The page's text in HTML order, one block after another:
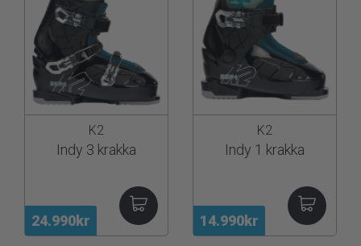
24.990kr
K2
Indy 3 krakka
14.990kr
K2
Indy 1 krakka